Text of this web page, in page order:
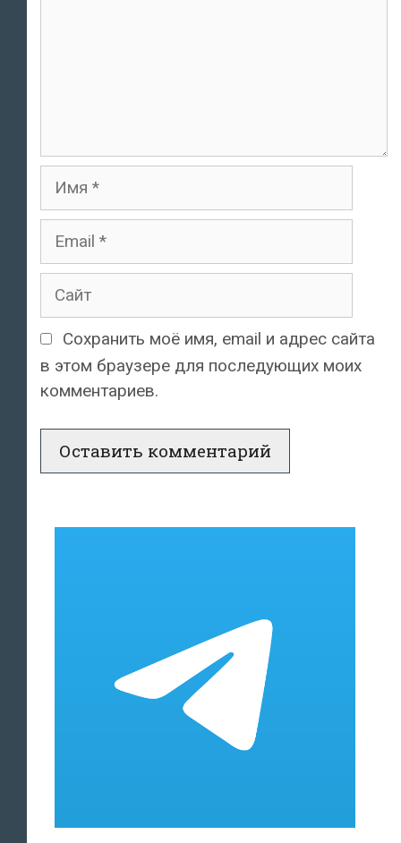
Имя
Email
Сайт
Сохранить моё имя, email и адрес сайта
в этом браузере для последующих моих
комментариев.